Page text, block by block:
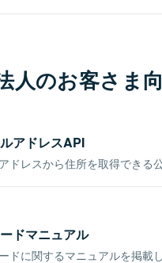
人のお客さま
アドレスAPI
ドレスから住所を取得できる
ドマニュアル
ドに関するマニュアルを掲載